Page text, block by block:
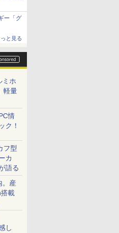
ー「グ
っと見る
ミホ
軽量
情
ク！
フ型
カ
語る
。産
載
し